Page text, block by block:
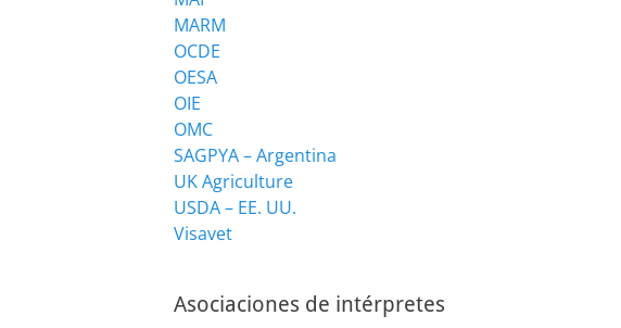
MARM
OCDE
OESA
OIE
OMC
SAGPYA – Argentina
UK Agriculture
USDA – EE. UU.
Visavet
Asociaciones de intérpretes